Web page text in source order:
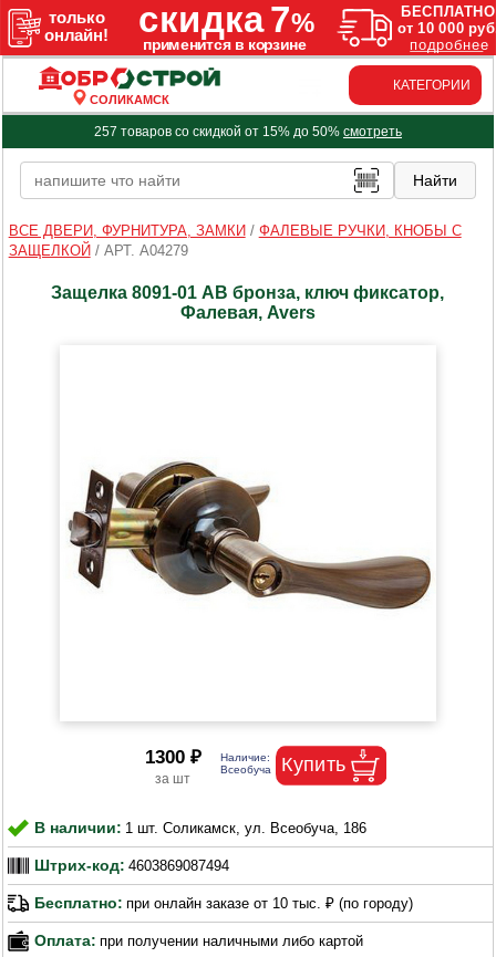
СОЛИКАМСК
КАТЕГОРИИ
257 товаров со скидкой от 15% до 50% смотреть
ВСЕ ДВЕРИ, ФУРНИТУРА, ЗАМКИ / ФАЛЕВЫЕ РУЧКИ, КНОБЫ С
ЗАЩЕЛКОЙ / АРТ. A04279
Защелка 8091-01 АВ бронза, ключ фиксатор,
Фалевая, Avers
1300 ₽
В наличии: 1 шт. Соликамск, ул. Всеобуча, 186
Штрих-код: 4603869087494
Бесплатно: при онлайн заказе от 10 тыс. ₽ (по городу)
Оплата: при получении наличными либо картой